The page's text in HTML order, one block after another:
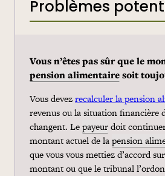
Problèmes
Vous n’êtes pas sûr que le
pension alimentairesoit
Vous devezrecalculer la pension
revenus ou la situation financière
changent. Lepayeurdoit
montant actuel de lapension
que vous vous mettiez d’accord
montant ou que le tribunal